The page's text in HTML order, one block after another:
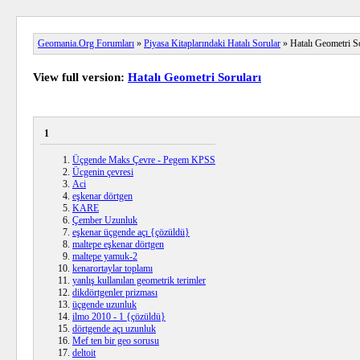
Geomania.Org Forumları » Piyasa Kitaplarındaki Hatalı Sorular » Hatalı Geometri
View full version: Hatalı Geometri Soruları
1
Üçgende Maks Çevre - Pegem KPSS
Ücgenin çevresi
Aci
eşkenar dörtgen
KARE
Çember Uzunluk
eşkenar üçgende açı {çözüldü}
maltepe eşkenar dörtgen
maltepe yamuk-2
kenarortaylar toplamı
yanlış kullanılan geometrik terimler
dikdörtgenler prizması
üçgende uzunluk
ilmo 2010 - 1 {çözüldü}
dörtgende açı uzunluk
Mef ten bir geo sorusu
deltoit